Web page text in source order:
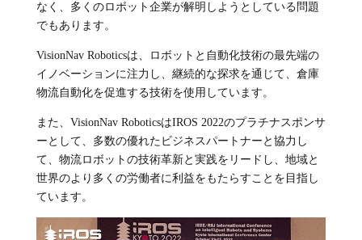
なく、多くのロボット企業が解明しようとしている問題
でもあります。
VisionNav Roboticsは、ロボットと自動化技術の最先端の
イノベーションに注力し、継続的な探求を通じて、倉庫
物流自動化を促進する技術を使用しています。
また、 VisionNav RoboticsはIROS 2022のプラチナスポンサ
ーとして、多数の優れたビジネスパートナーと協力し
て、物流ロボットの技術革新と実践をリードし、地域と
世界のより多くの労働者に利益をもたらすことを目指し
ています。